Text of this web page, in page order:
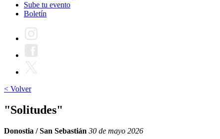
Sube tu evento
Boletín
< Volver
"Solitudes"
Donostia / San Sebastián 30 de mayo 2026